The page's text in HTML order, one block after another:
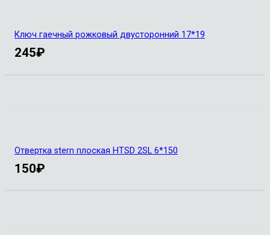
Ключ гаечный рожковый двусторонний 17*19
245₽
Отвертка stern плоская HTSD 2SL 6*150
150₽